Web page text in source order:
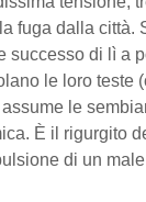
fuga dalla città.
successo di lì a
le loro teste
assume le
È il rigurgito
di un